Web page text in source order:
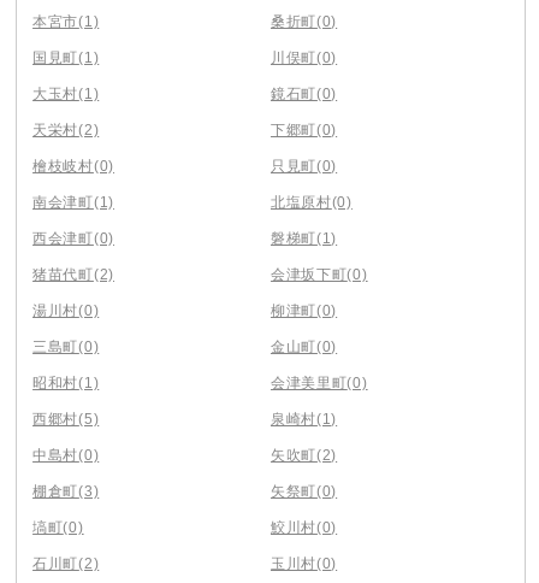
本宮市(1) 桑折町(0)
国見町(1) 川俣町(0)
大玉村(1) 鏡石町(0)
天栄村(2) 下郷町(0)
檜枝岐村(0) 只見町(0)
南会津町(1) 北塩原村(0)
西会津町(0) 磐梯町(1)
猪苗代町(2) 会津坂下町(0)
湯川村(0) 柳津町(0)
三島町(0) 金山町(0)
昭和村(1) 会津美里町(0)
西郷村(5) 泉崎村(1)
中島村(0) 矢吹町(2)
棚倉町(3) 矢祭町(0)
塙町(0) 鮫川村(0)
石川町(2) 玉川村(0)